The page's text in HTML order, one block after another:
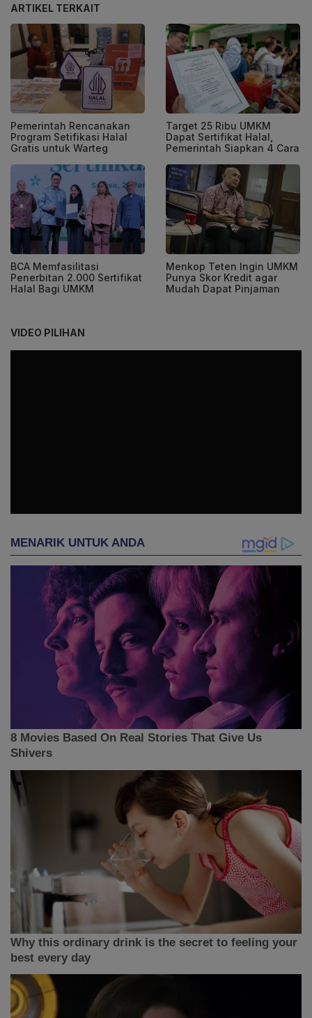
ARTIKEL TERKAIT
Pemerintah Rencanakan
Program Setifikasi Halal
Gratis untuk Warteg
Target 25 Ribu UMKM
Dapat Sertifikat Halal,
Pemerintah Siapkan 4 Cara
BCA Memfasilitasi
Penerbitan 2.000 Sertifikat
Halal Bagi UMKM
Menkop Teten Ingin UMKM
Punya Skor Kredit agar
Mudah Dapat Pinjaman
VIDEO PILIHAN